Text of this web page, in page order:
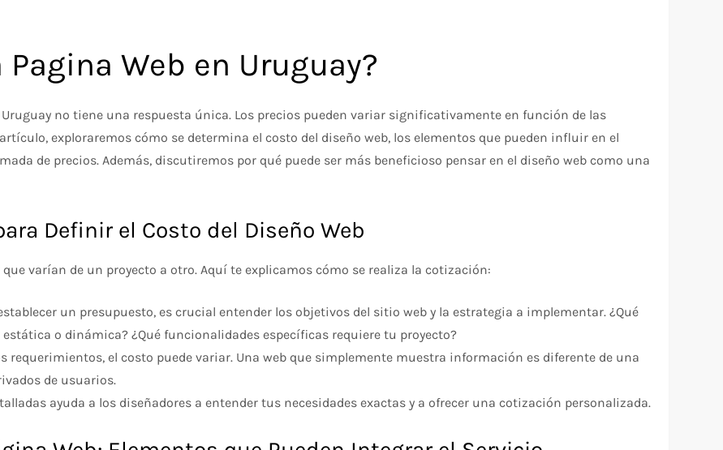
Web en Uruguay?
no tiene una respuesta única. Los precios pueden variar significativamente en función de las
exploraremos cómo se determina el costo del diseño web, los elementos que pueden influir en el
de precios. Además, discutiremos por qué puede ser más beneficioso pensar en el diseño web como una
Definir el Costo del Diseño Web
varían de un proyecto a otro. Aquí te explicamos cómo se realiza la cotización:
un presupuesto, es crucial entender los objetivos del sitio web y la estrategia a implementar. ¿Qué
o dinámica? ¿Qué funcionalidades específicas requiere tu proyecto?
requerimientos, el costo puede variar. Una web que simplemente muestra información es diferente de una
de usuarios.
ayuda a los diseñadores a entender tus necesidades exactas y a ofrecer una cotización personalizada.